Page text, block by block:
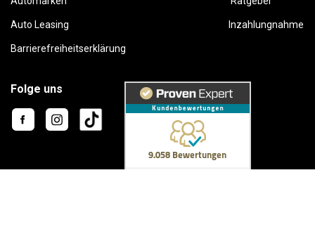
Auto Leasing Inzahlungnahme
Barrierefreiheitserklärung
Folge uns